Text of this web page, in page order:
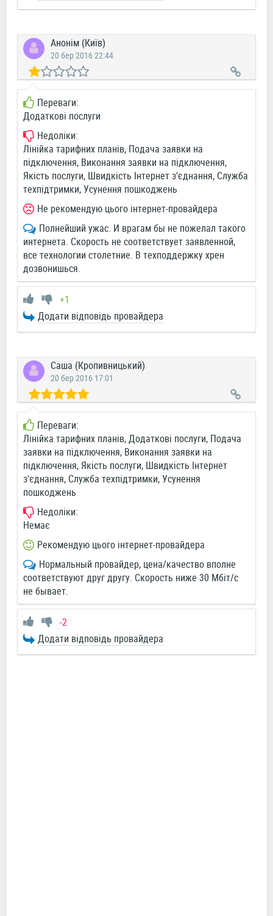
Анонім (Київ)
20 бер 2016 22:44
Переваги:
Додаткові послуги
Недоліки:
Лінійка тарифних планів, Подача заявки на
підключення, Виконання заявки на підключення,
Якість послуги, Швидкість Інтернет з'єднання, Служба
техпідтримки, Усунення пошкоджень
Не рекомендую цього інтернет-провайдера
Полнейший ужас. И врагам бы не пожелал такого
интернета. Скорость не соответствует заявленной,
все технологии столетние. В техподдержку хрен
дозвонишься.
+1
Додати відповідь провайдера
Саша (Кропивницький)
20 бер 2016 17:01
Переваги:
Лінійка тарифних планів, Додаткові послуги, Подача
заявки на підключення, Виконання заявки на
підключення, Якість послуги, Швидкість Інтернет
з'єднання, Служба техпідтримки, Усунення
пошкоджень
Недоліки:
Немає
Рекомендую цього інтернет-провайдера
Нормальный провайдер, цена/качество вполне
соответствуют друг другу. Скорость ниже 30 Мбіт/с
не бывает.
-2
Додати відповідь провайдера